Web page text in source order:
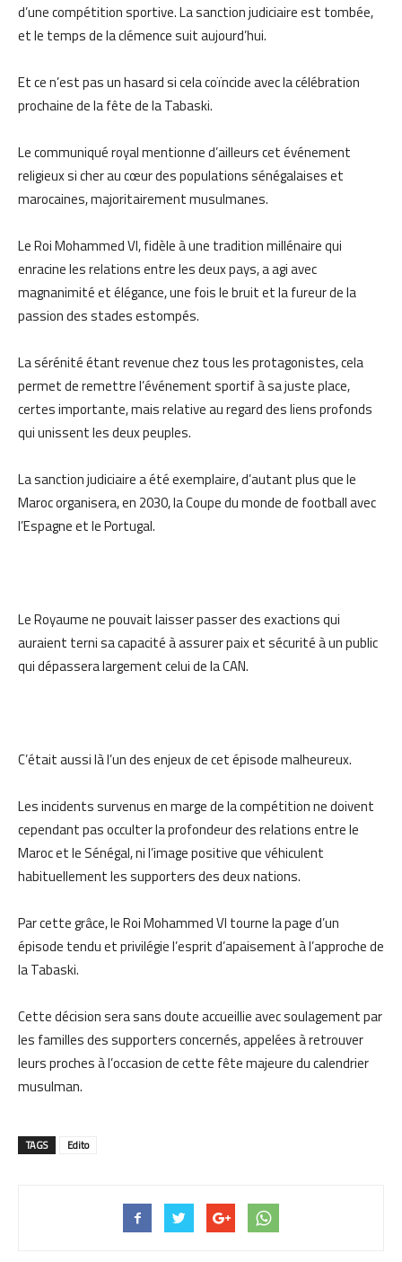
d’une compétition sportive. La sanction judiciaire est tombée,
et le temps de la clémence suit aujourd’hui.
Et ce n’est pas un hasard si cela coïncide avec la célébration
prochaine de la fête de la Tabaski.
Le communiqué royal mentionne d’ailleurs cet événement
religieux si cher au cœur des populations sénégalaises et
marocaines, majoritairement musulmanes.
Le Roi Mohammed VI, fidèle à une tradition millénaire qui
enracine les relations entre les deux pays, a agi avec
magnanimité et élégance, une fois le bruit et la fureur de la
passion des stades estompés.
La sérénité étant revenue chez tous les protagonistes, cela
permet de remettre l’événement sportif à sa juste place,
certes importante, mais relative au regard des liens profonds
qui unissent les deux peuples.
La sanction judiciaire a été exemplaire, d’autant plus que le
Maroc organisera, en 2030, la Coupe du monde de football avec
l’Espagne et le Portugal.
Le Royaume ne pouvait laisser passer des exactions qui
auraient terni sa capacité à assurer paix et sécurité à un public
qui dépassera largement celui de la CAN.
C’était aussi là l’un des enjeux de cet épisode malheureux.
Les incidents survenus en marge de la compétition ne doivent
cependant pas occulter la profondeur des relations entre le
Maroc et le Sénégal, ni l’image positive que véhiculent
habituellement les supporters des deux nations.
Par cette grâce, le Roi Mohammed VI tourne la page d’un
épisode tendu et privilégie l’esprit d’apaisement à l’approche de
la Tabaski.
Cette décision sera sans doute accueillie avec soulagement par
les familles des supporters concernés, appelées à retrouver
leurs proches à l’occasion de cette fête majeure du calendrier
musulman.
TAGS Edito